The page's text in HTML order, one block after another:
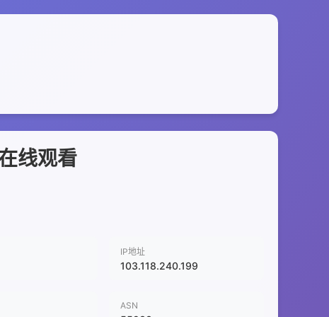
线观看
IP地址
103.118.240.199
ASN